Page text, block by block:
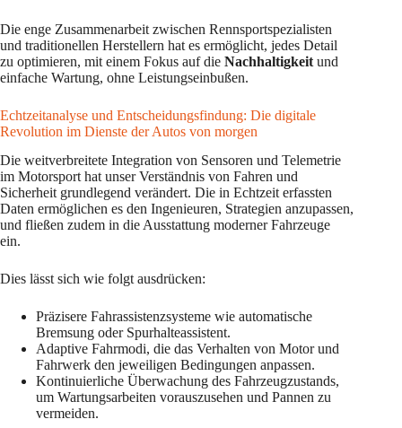
Die enge Zusammenarbeit zwischen Rennsportspezialisten
und traditionellen Herstellern hat es ermöglicht, jedes Detail
zu optimieren, mit einem Fokus auf die Nachhaltigkeit und
einfache Wartung, ohne Leistungseinbußen.
Echtzeitanalyse und Entscheidungsfindung: Die digitale
Revolution im Dienste der Autos von morgen
Die weitverbreitete Integration von Sensoren und Telemetrie
im Motorsport hat unser Verständnis von Fahren und
Sicherheit grundlegend verändert. Die in Echtzeit erfassten
Daten ermöglichen es den Ingenieuren, Strategien anzupassen,
und fließen zudem in die Ausstattung moderner Fahrzeuge
ein.
Dies lässt sich wie folgt ausdrücken:
Präzisere Fahrassistenzsysteme wie automatische
Bremsung oder Spurhalteassistent.
Adaptive Fahrmodi, die das Verhalten von Motor und
Fahrwerk den jeweiligen Bedingungen anpassen.
Kontinuierliche Überwachung des Fahrzeugzustands,
um Wartungsarbeiten vorauszusehen und Pannen zu
vermeiden.